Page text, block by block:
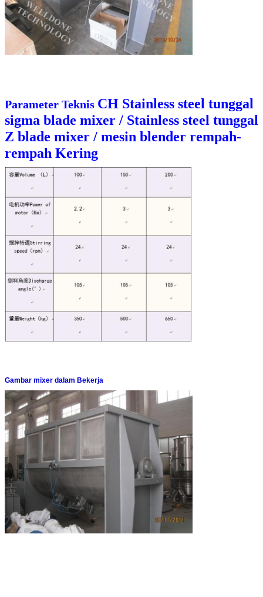
Parameter Teknis CH Stainless steel tunggal
sigma blade mixer / Stainless steel tunggal
Z blade mixer / mesin blender rempah-
rempah Kering
Gambar mixer dalam Bekerja